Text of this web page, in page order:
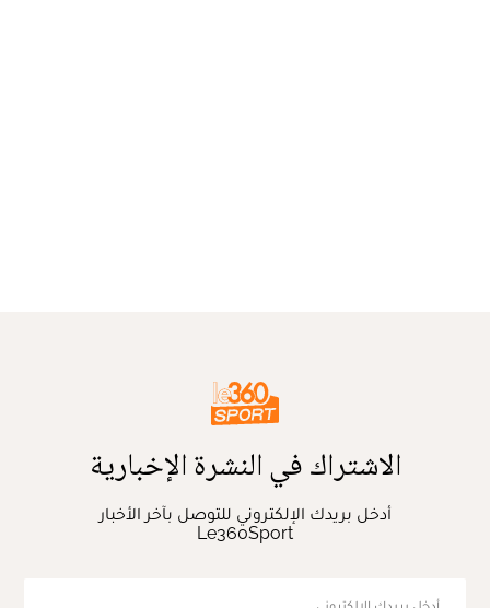
الاشتراك في النشرة الإخبارية
أدخل بريدك الإلكتروني للتوصل بآخر الأخبار
Le360Sport